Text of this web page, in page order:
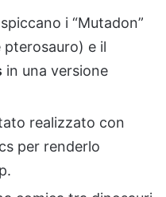
i “Mutadon”
e il
in una versione
realizzato con
per renderlo